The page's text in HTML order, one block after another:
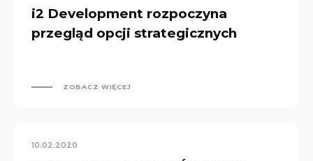
i2 Development rozpoczyna
przegląd opcji strategicznych
ZOBACZ WIĘCEJ
10.02.2020